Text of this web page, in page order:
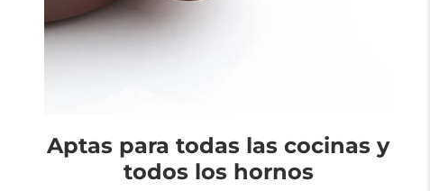
Aptas para todas las cocinas y
todos los hornos